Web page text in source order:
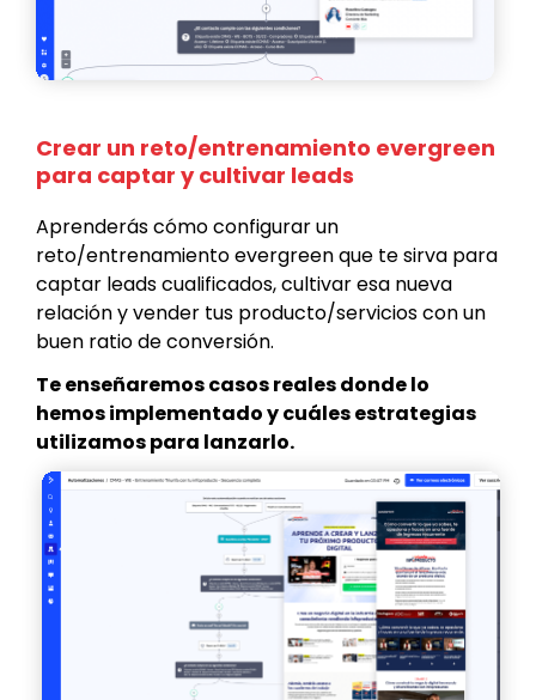
Crear un reto/entrenamiento evergreen
para captar y cultivar leads
Aprenderás cómo configurar un
reto/entrenamiento evergreen que te sirva para
captar leads cualificados, cultivar esa nueva
relación y vender tus producto/servicios con un
buen ratio de conversión.
Te enseñaremos casos reales donde lo
hemos implementado y cuáles estrategias
utilizamos para lanzarlo.